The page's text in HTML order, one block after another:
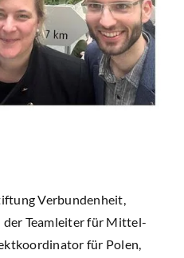
Verbundenheit,
der Teamleiter für Mittel-
für Polen,